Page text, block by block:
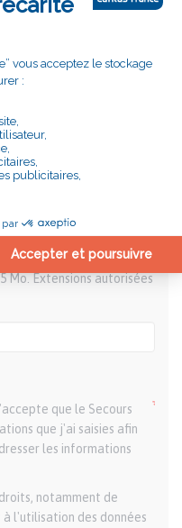
Mo. Extensions autorisées
que le Secours
que j'ai saisies afin
les informations
notamment de
l'utilisation des données